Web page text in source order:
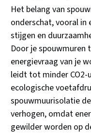
Het belang van
onderschat, vooral in
stijgen en
Door je spouwmuren
energievraag van je
leidt tot minder
ecologische
spouwmuurisolatie
verhogen, omdat
gewilder worden op